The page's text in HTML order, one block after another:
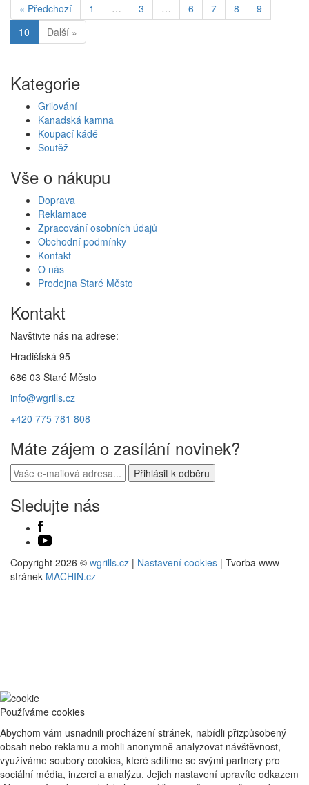
« Předchozí 1 … 3 … 6 7 8
9
10
Další »
Kategorie
Grilování
Kanadská kamna
Koupací kádě
Soutěž
Vše o nákupu
Doprava
Reklamace
Zpracování osobních údajů
Obchodní podmínky
Kontakt
O nás
Prodejna Staré Město
Kontakt
Navštivte nás na adrese:
Hradišťská 95
686 03 Staré Město
info@wgrills.cz
+420 775 781 808
Máte zájem o zasílání novinek?
Sledujte nás
Copyright 2026 © wgrills.cz | Nastavení cookies | Tvorba www
stránek MACHIN.cz
Používáme cookies
Abychom vám usnadnili procházení stránek, nabídli přizpůsobený
obsah nebo reklamu a mohli anonymně analyzovat návštěvnost,
využíváme soubory cookies, které sdílíme se svými partnery pro
sociální média, inzerci a analýzu. Jejich nastavení upravíte odkazem